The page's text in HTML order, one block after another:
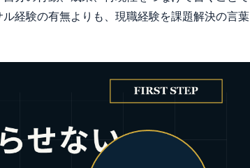
経験の有無よりも、現職経験を課題解決の言葉